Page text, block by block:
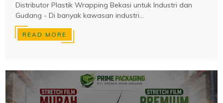
Distributor Plastik Wrapping Bekasi untuk Industri dan
Gudang - Di banyak kawasan industri...
READ MORE